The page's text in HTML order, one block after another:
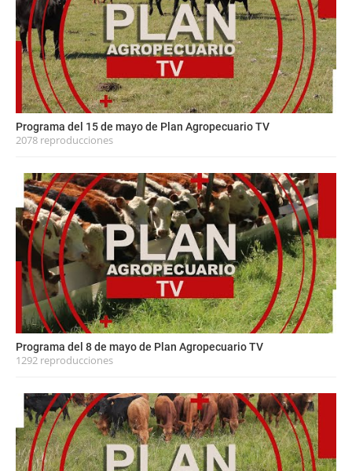
Programa del 15 de mayo de Plan Agropecuario TV
2078 reproducciones
Programa del 8 de mayo de Plan Agropecuario TV
1292 reproducciones